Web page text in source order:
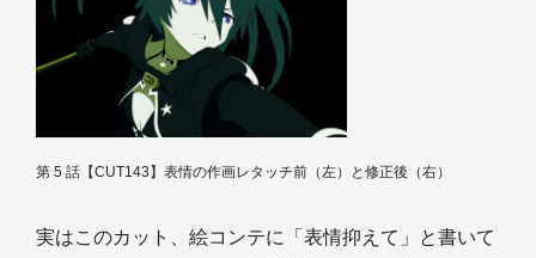
第 5 話【CUT143】表情の作画レタッチ前（左）と修正後（右）
実はこのカット、絵コンテに「表情抑えて」と書いて